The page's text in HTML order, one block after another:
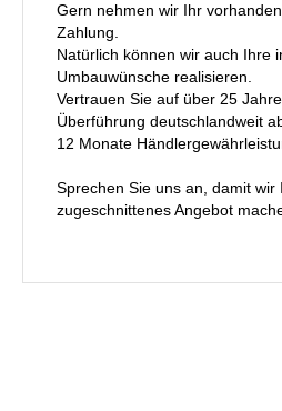
Gern nehmen wir Ihr
Zahlung.
Natürlich können wir auch Ihre
Umbauwünsche realisieren.
Vertrauen Sie auf über 25
Überführung deutschlandweit
12 Monate
Sprechen Sie uns an, damit wir
zugeschnittenes Angebot